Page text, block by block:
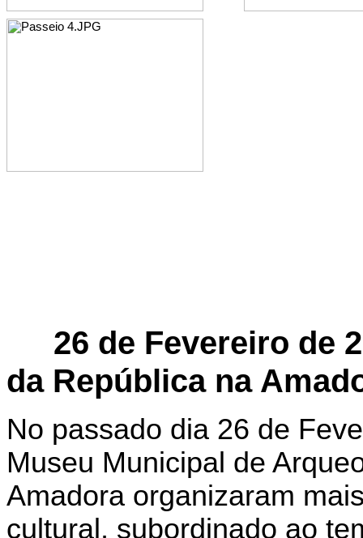
26 de Fevereiro de
da República na
No passado dia 26 de
Museu Municipal de
Amadora organizaram
cultural, subordinado ao